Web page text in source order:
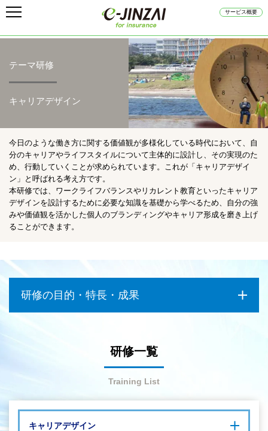
サービス概要
テーマ研修
キャリアデザイン
今日のような働き方に関する価値観が多様化している時代において、自
分のキャリアやライフスタイルについて主体的に設計し、その実現のた
め、行動していくことが求められています。これが「キャリアデザイ
ン」と呼ばれる考え方です。
本研修では、ワークライフバランスやリカレント教育といったキャリア
デザインを設計するために必要な知識を基礎から学べるため、自分の強
みや価値観を活かした個人のブランディングやキャリア形成を磨き上げ
ることができます。
研修の目的・特長・成果
研修一覧
Training List
キャリアデザイン